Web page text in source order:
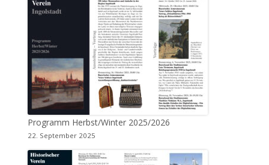
Programm Herbst/Winter 2025/2026
22. September 2025